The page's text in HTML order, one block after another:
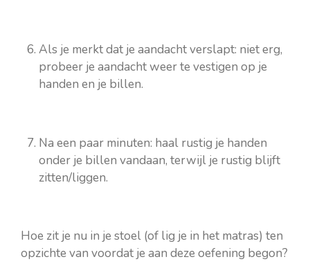
Als je merkt dat je aandacht verslapt: niet erg,
probeer je aandacht weer te vestigen op je
handen en je billen.
Na een paar minuten: haal rustig je handen
onder je billen vandaan, terwijl je rustig blijft
zitten/liggen.
Hoe zit je nu in je stoel (of lig je in het matras) ten
opzichte van voordat je aan deze oefening begon?